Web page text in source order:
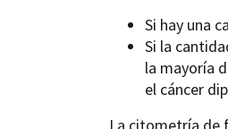
Si hay una
Si la
la mayoría
el cáncer